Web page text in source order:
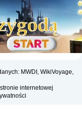
MWDI, WikiVoyage,
internetowej